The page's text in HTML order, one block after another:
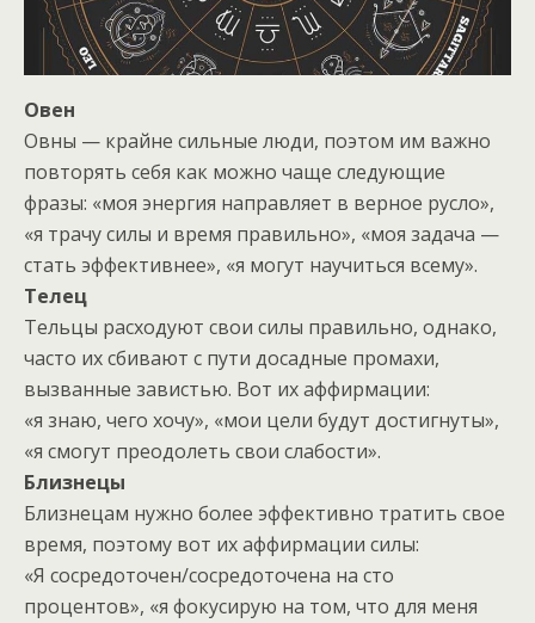
Овен
Овны — крайне сильные люди, поэтом им важно
повторять себя как можно чаще следующие
фразы: «моя энергия направляет в верное русло»,
«я трачу силы и время правильно», «моя задача —
стать эффективнее», «я могут научиться всему».
Телец
Тельцы расходуют свои силы правильно, однако,
часто их сбивают с пути досадные промахи,
вызванные завистью. Вот их аффирмации:
«я знаю, чего хочу», «мои цели будут достигнуты»,
«я смогут преодолеть свои слабости».
Близнецы
Близнецам нужно более эффективно тратить свое
время, поэтому вот их аффирмации силы:
«Я сосредоточен/сосредоточена на сто
процентов», «я фокусирую на том, что для меня